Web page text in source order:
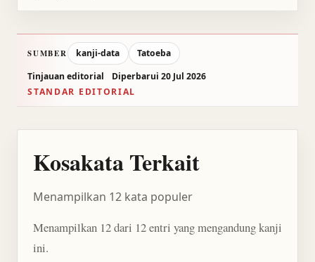
SUMBER kanji-data
Tatoeba
Tinjauan editorial
Diperbarui 20 Jul 2026
STANDAR EDITORIAL
Kosakata Terkait
Menampilkan 12 kata populer
Menampilkan 12 dari 12 entri yang mengandung kanji
ini.